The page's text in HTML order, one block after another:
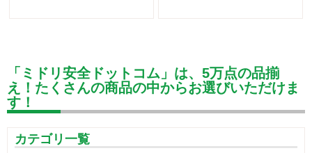
「ミドリ安全ドットコム」は、5万点の品揃
え！たくさんの商品の中からお選びいただけま
す！
カテゴリ一覧